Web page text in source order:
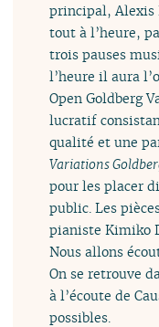
principal, Alexis
tout à l’heure,
trois pauses
l’heure il aura
Open Goldberg
lucratif
qualité et une
Variations
pour les placer
public. Les
pianiste Kimiko
Nous allons
On se retrouve
à l’écoute de
possibles.